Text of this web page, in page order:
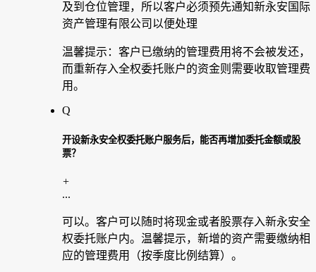
及到仓位管理，所以客户必须预先通知新永安国际
资产管理有限公司以便处理
温馨提示：客户已缴纳的管理费用将不会被发还，
而重新存入全权委托账户的资金则需要收取管理费
用。
Q
开设新永安全权委托账户服务后，能否再增加委托金额或股
票？
+
...
可以。客户可以随时将现金或者股票存入新永安全
权委托账户内。温馨提示，新增的资产需要缴纳相
应的管理费用（按季度比例结算）。